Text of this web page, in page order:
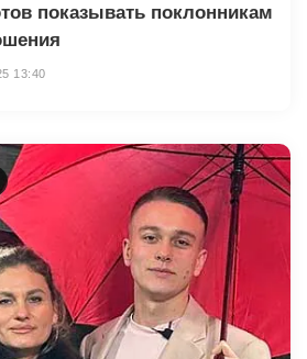
показывать поклонникам
13:40